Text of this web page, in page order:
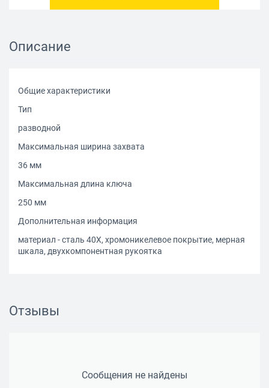
Описание
Общие характеристики
Тип
разводной
Максимальная ширина захвата
36 мм
Максимальная длина ключа
250 мм
Дополнительная информация
материал - сталь 40Х, хромоникелевое покрытие, мерная
шкала, двухкомпонентная рукоятка
Отзывы
Сообщения не найдены